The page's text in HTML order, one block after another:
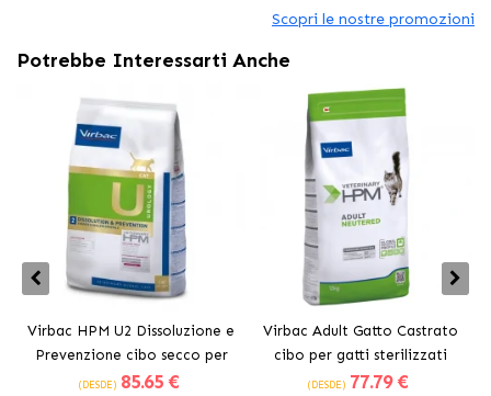
Scopri le nostre promozioni
Potrebbe Interessarti Anche
Virbac HPM U2 Dissoluzione e
Prevenzione cibo secco per
gatti
(DESDE) 85.65 €
Virbac Adult Gatto Castrato
cibo per gatti sterilizzati
(DESDE) 77.79 €